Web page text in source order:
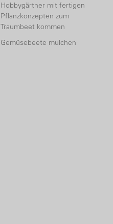
Hobbygärtner mit fertigen
Pflanzkonzepten zum
Traumbeet kommen
Gemüsebeete mulchen